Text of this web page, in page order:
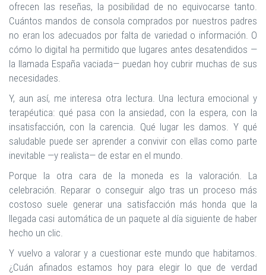
ofrecen las reseñas, la posibilidad de no equivocarse tanto.
Cuántos mandos de consola comprados por nuestros padres
no eran los adecuados por falta de variedad o información. O
cómo lo digital ha permitido que lugares antes desatendidos —
la llamada España vaciada— puedan hoy cubrir muchas de sus
necesidades.
Y, aun así, me interesa otra lectura. Una lectura emocional y
terapéutica: qué pasa con la ansiedad, con la espera, con la
insatisfacción, con la carencia. Qué lugar les damos. Y qué
saludable puede ser aprender a convivir con ellas como parte
inevitable —y realista— de estar en el mundo.
Porque la otra cara de la moneda es la valoración. La
celebración. Reparar o conseguir algo tras un proceso más
costoso suele generar una satisfacción más honda que la
llegada casi automática de un paquete al día siguiente de haber
hecho un clic.
Y vuelvo a valorar y a cuestionar este mundo que habitamos.
¿Cuán afinados estamos hoy para elegir lo que de verdad